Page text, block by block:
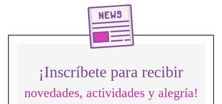
¡Inscríbete para recibir
novedades, actividades y alegría!